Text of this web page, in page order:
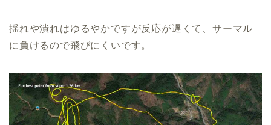
揺れや潰れはゆるやかですが反応が遅くて、サーマル
に負けるので飛びにくいです。